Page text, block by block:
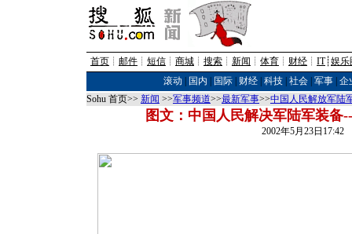
首页 ┊ 邮件 ┊ 短信 ┊ 商城 ┊ 搜索 ┊ 新闻 ┊ 体育 ┊ 财经 ┊ IT┊ 娱乐
滚动
国内 国际| 财经| 科技| 社会| 军事| 企
Sohu 首页>> 新闻 >>军事频道>>最新军事>>中国人民解放军陆
图文：中国人民解决军陆军装备
2002年5月23日